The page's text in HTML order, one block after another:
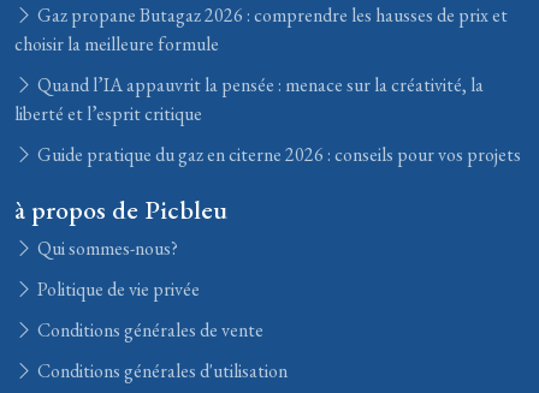
Gaz propane Butagaz 2026 : comprendre les hausses de prix et
choisir la meilleure formule
Quand l’IA appauvrit la pensée : menace sur la créativité, la
liberté et l’esprit critique
Guide pratique du gaz en citerne 2026 : conseils pour vos projets
à propos de Picbleu
Qui sommes-nous?
Politique de vie privée
Conditions générales de vente
Conditions générales d'utilisation